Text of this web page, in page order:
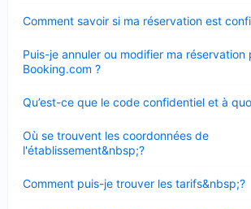
Comment savoir si ma réservation est
fermé
Puis-je annuler ou modifier ma réservation
Booking.com ?
fermé
Qu’est-ce que le code confidentiel et à
fermé
Où se trouvent les coordonnées de
l'établissement&nbsp;?
fermé
Comment puis-je trouver les tarifs&nbsp;?
fermé